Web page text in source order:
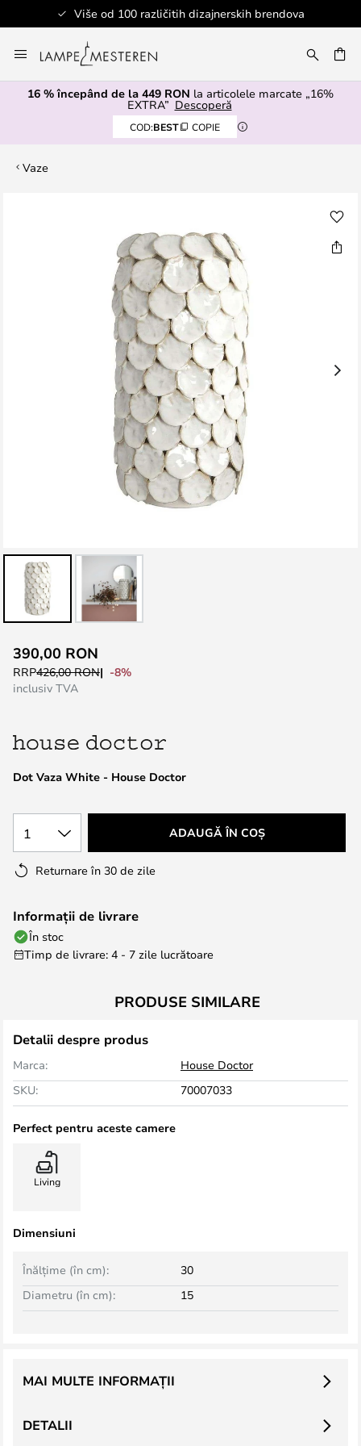
Više od 100 različitih dizajnerskih brendova
la
Continut
16 % începând de la 449 RON la articolele marcate „16%
EXTRA” Descoperă
COD:BEST COPIE
Vaze
to
the
the
gallery
Dot Vaza White - House Doctor
390,00 RON
RRP426,00 RON
-8%
inclusiv TVA
1 ADAUGĂ ÎN COȘ
Returnare în 30 de zile
Informații de livrare
În stoc
Timp de livrare: 4 - 7 zile lucrătoare
PRODUSE SIMILARE
Detalii despre produs
Marca:
House Doctor
SKU:
70007033
Perfect pentru aceste camere
Living
Dimensiuni
Înălțime (în cm):
30
Diametru (în cm):
15
DETALII
MAI MULTE INFORMAȚII